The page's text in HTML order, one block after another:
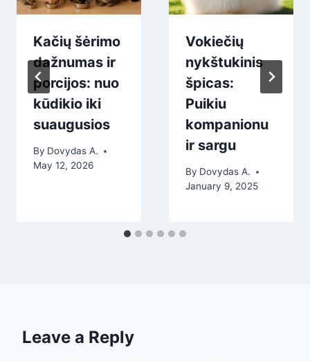
Kačių šėrimo
dažnumas ir
porcijos: nuo
kūdikio iki
suaugusios
By Dovydas A.
May 12, 2026
Vokiečių
nykštukinis
špicas:
Puikiu
kompanionu
ir sargu
By Dovydas A.
January 9, 2025
Leave a Reply